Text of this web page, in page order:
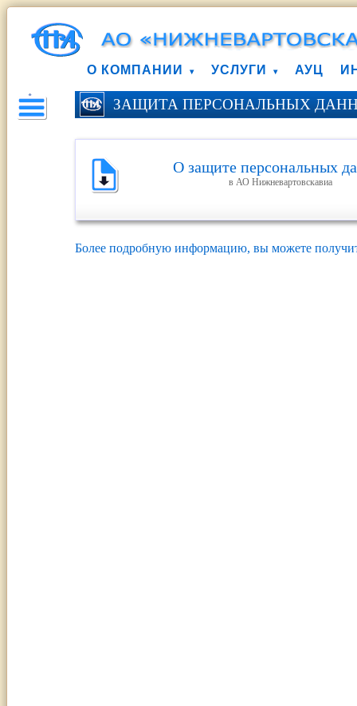
О КОМПАНИИ УСЛУГИ АУЦ
ЗАЩИТА ПЕРСОНАЛЬНЫХ
О защите персональных
в АО Нижневартовскавиа
Более подробную информацию, вы можете